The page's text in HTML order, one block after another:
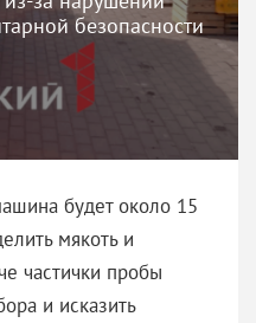
безопасности
будет около 15
мякоть и
частички пробы
и исказить